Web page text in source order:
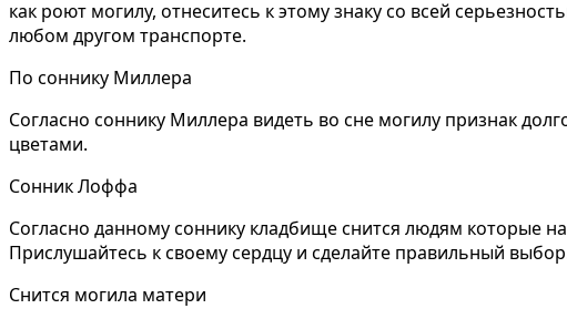
как роют могилу, отнеситесь к этому знаку со всей
любом другом транспорте.
По соннику Миллера
Согласно соннику Миллера видеть во сне могилу признак
цветами.
Сонник Лоффа
Согласно данному соннику кладбище снится людям которые
Прислушайтесь к своему сердцу и сделайте правильный
Снится могила матери